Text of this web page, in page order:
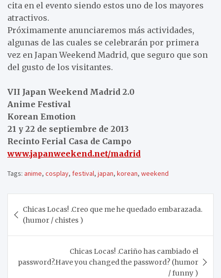
cita en el evento siendo estos uno de los mayores
atractivos.
Próximamente anunciaremos más actividades,
algunas de las cuales se celebrarán por primera
vez en Japan Weekend Madrid, que seguro que son
del gusto de los visitantes.
VII Japan Weekend Madrid 2.0
Anime Festival
Korean Emotion
21 y 22 de septiembre de 2013
Recinto Ferial Casa de Campo
www.japanweekend.net/madrid
Tags: anime, cosplay, festival, japan, korean, weekend
de
entradas
Chicas Locas! .Creo que me he quedado embarazada.
(humor / chistes )
Chicas Locas! .Cariño has cambiado el
password?.Have you changed the password? (humor
/ funny )